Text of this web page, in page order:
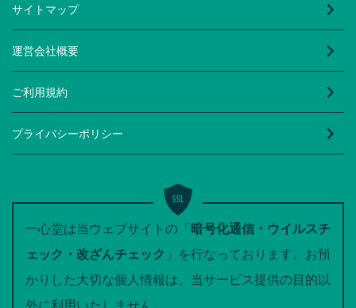
サイトマップ
運営会社概要
ご利用規約
プライバシーポリシー
一心堂は当ウェブサイトの「暗号化通信・ウイルスチ
ェック・改ざんチェック 」を行なっております。お預
かりした大切な個人情報は、当サービス提供の目的以
外に利用いたしません。